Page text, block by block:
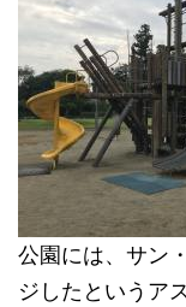
公園には、サン
ジしたというア